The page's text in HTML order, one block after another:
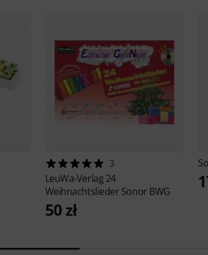
3
LeuWa-Verlag 24
Weihnachtslieder Sonor BWG
50 zł